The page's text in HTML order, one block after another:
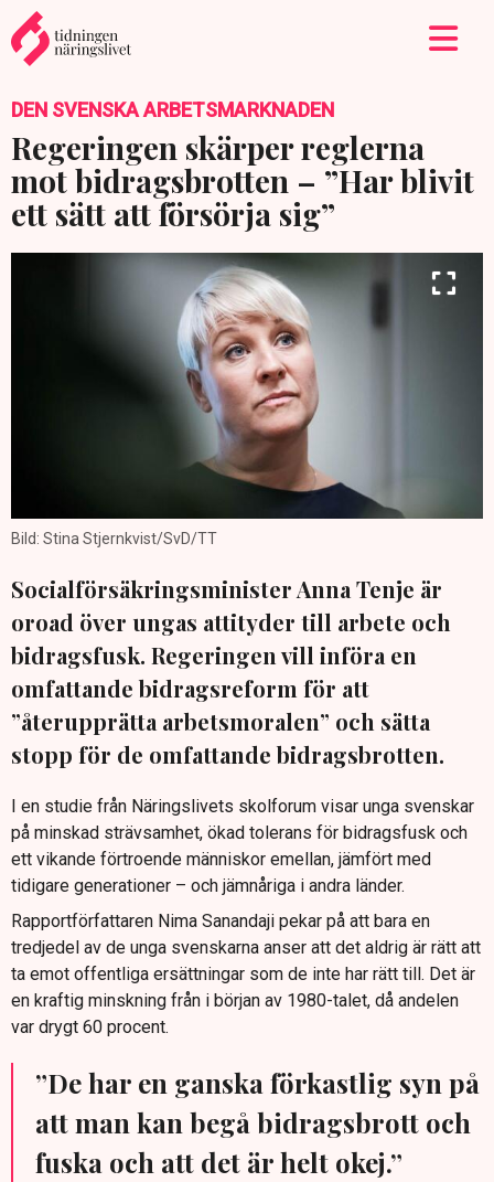
DEN SVENSKA ARBETSMARKNADEN
Regeringen skärper reglerna
mot bidragsbrotten – ”Har blivit
ett sätt att försörja sig”
Bild: Stina Stjernkvist/SvD/TT
Socialförsäkringsminister Anna Tenje är
oroad över ungas attityder till arbete och
bidragsfusk. Regeringen vill införa en
omfattande bidragsreform för att
”återupprätta arbetsmoralen” och sätta
stopp för de omfattande bidragsbrotten.
I en studie från Näringslivets skolforum visar unga svenskar
på minskad strävsamhet, ökad tolerans för bidragsfusk och
ett vikande förtroende människor emellan, jämfört med
tidigare generationer – och jämnåriga i andra länder.
Rapportförfattaren Nima Sanandaji pekar på att bara en
tredjedel av de unga svenskarna anser att det aldrig är rätt att
ta emot offentliga ersättningar som de inte har rätt till. Det är
en kraftig minskning från i början av 1980-talet, då andelen
var drygt 60 procent.
”De har en ganska förkastlig syn på
att man kan begå bidragsbrott och
fuska och att det är helt okej.”